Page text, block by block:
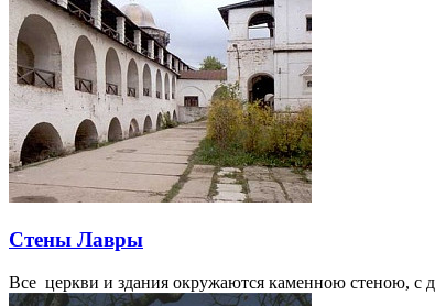
Стены Лавры
Все церкви и здания окружаются каменною стеною, с